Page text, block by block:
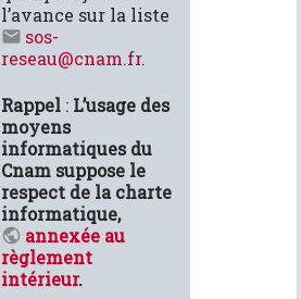
l’avance sur la liste
sos-
reseau@cnam.fr.
Rappel: L’usage des
moyens
informatiques du
Cnam suppose le
respect de la charte
informatique,
annexée au
règlement
intérieur.